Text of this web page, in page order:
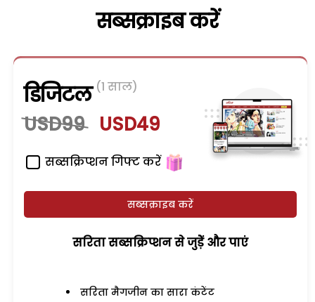
सब्सक्राइब करें
डिजिटल (1 साल)
USD99 USD49
सब्सक्रिप्शन गिफ्ट करें
सब्सक्राइब करें
सरिता सब्सक्रिप्शन से जुड़ेें और पाएं
सरिता मैगजीन का सारा कंटेंट